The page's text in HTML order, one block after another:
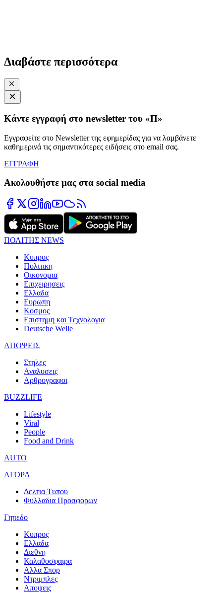
Διαβάστε περισσότερα
Κάντε εγγραφή στο newsletter του «Π»
Εγγραφείτε στο Newsletter της εφημερίδας για να λαμβάνετε
καθημερινά τις σημαντικότερες ειδήσεις στο email σας.
ΕΓΓΡΑΦΗ
Ακολουθήστε μας στα social media
ΠΟΛΙΤΗΣ NEWS
Κυπρος
Πολιτικη
Οικονομια
Επιχειρησεις
Ελλαδα
Ευρωπη
Κοσμος
Επιστημη και Τεχνολογια
Deutsche Welle
ΑΠΟΨΕΙΣ
Στηλες
Αναλυσεις
Αρθρογραφοι
BUZZLIFE
Lifestyle
Viral
People
Food and Drink
AUTO
ΑΓΟΡΑ
Δελτια Τυπου
Φυλλαδια Προσφορων
Γηπεδο
Κυπρος
Ελλαδα
Διεθνη
Καλαθοσφαιρα
Αλλα Σπορ
Ντριμπλες
Αποψεις